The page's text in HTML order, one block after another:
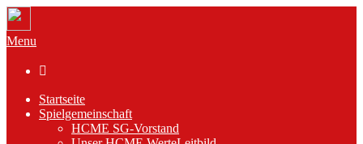
Menu

Startseite
Spielgemeinschaft
HCME SG-Vorstand